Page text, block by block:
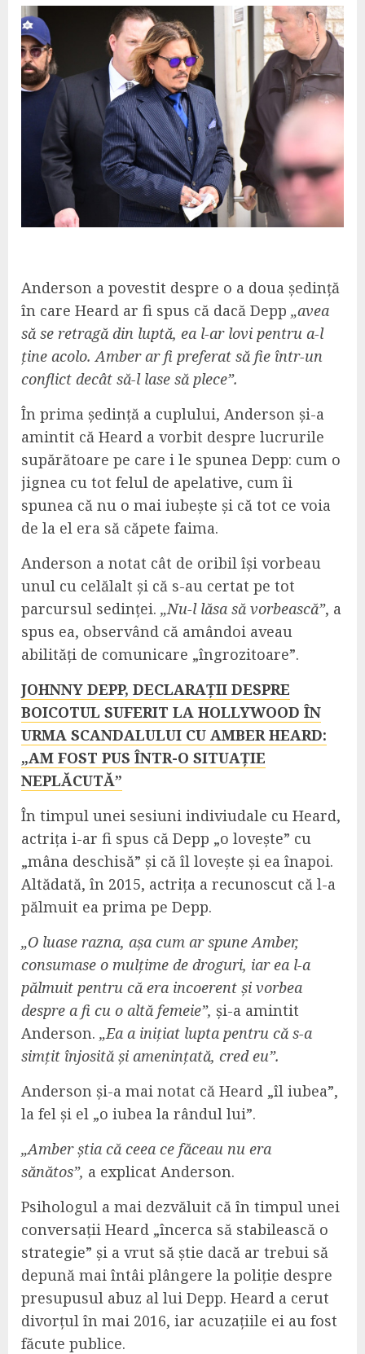
Anderson a povestit despre o a doua ședință
în care Heard ar fi spus că dacă Depp „avea
să se retragă din luptă, ea l-ar lovi pentru a-l
ține acolo. Amber ar fi preferat să fie într-un
conflict decât să-l lase să plece”.
În prima ședință a cuplului, Anderson și-a
amintit că Heard a vorbit despre lucrurile
supărătoare pe care i le spunea Depp: cum o
jignea cu tot felul de apelative, cum îi
spunea că nu o mai iubește și că tot ce voia
de la el era să căpete faima.
Anderson a notat cât de oribil își vorbeau
unul cu celălalt și că s-au certat pe tot
parcursul sedinței. „Nu-l lăsa să vorbească”, a
spus ea, observând că amândoi aveau
abilități de comunicare „îngrozitoare”.
JOHNNY DEPP, DECLARAȚII DESPRE
BOICOTUL SUFERIT LA HOLLYWOOD ÎN
URMA SCANDALULUI CU AMBER HEARD:
„AM FOST PUS ÎNTR-O SITUAȚIE
NEPLĂCUTĂ”
În timpul unei sesiuni indiviudale cu Heard,
actrița i-ar fi spus că Depp „o lovește” cu
„mâna deschisă” și că îl lovește și ea înapoi.
Altădată, în 2015, actrița a recunoscut că l-a
pălmuit ea prima pe Depp.
„O luase razna, așa cum ar spune Amber,
consumase o mulțime de droguri, iar ea l-a
pălmuit pentru că era incoerent și vorbea
despre a fi cu o altă femeie”, și-a amintit
Anderson. „Ea a inițiat lupta pentru că s-a
simțit înjosită și amenințată, cred eu”.
Anderson și-a mai notat că Heard „îl iubea”,
la fel și el „o iubea la rândul lui”.
„Amber știa că ceea ce făceau nu era
sănătos”, a explicat Anderson.
Psihologul a mai dezvăluit că în timpul unei
conversații Heard „încerca să stabilească o
strategie” și a vrut să știe dacă ar trebui să
depună mai întâi plângere la poliție despre
presupusul abuz al lui Depp. Heard a cerut
divorțul în mai 2016, iar acuzațiile ei au fost
făcute publice.